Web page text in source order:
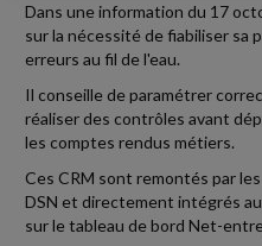
Dans une information du 17
sur la nécessité de fiabiliser sa
erreurs au fil de l'eau.
Il conseille de paramétrer
réaliser des contrôles avant
les comptes rendus métiers.
Ces CRM sont remontés par
DSN et directement intégrés
sur le tableau de bord Net-